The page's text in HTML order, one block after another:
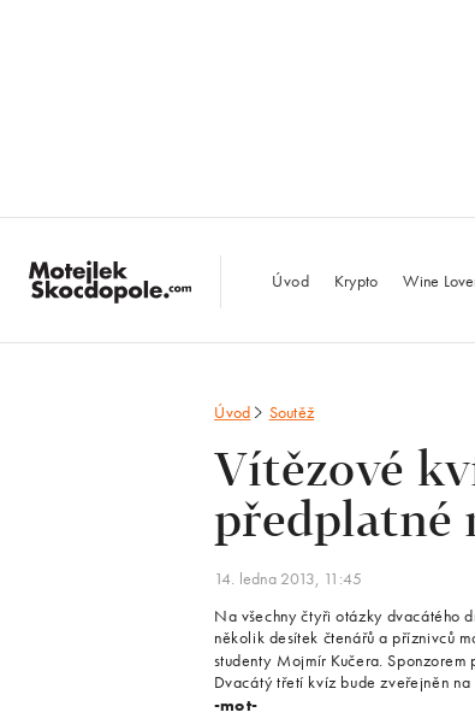
Úvod Krypto Wine
Úvod Soutěž
Vítězové
předplatné
14. ledna 2013, 11:45
Na všechny čtyři otázky dvacátého
několik desítek čtenářů a příznivců
studenty Mojmír Kučera.
Dvacátý třetí kvíz bude zveřejněn
-mot-